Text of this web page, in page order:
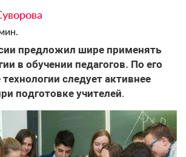
предложил шире применять
в обучении педагогов. По его
следует активнее
подготовке учителей.